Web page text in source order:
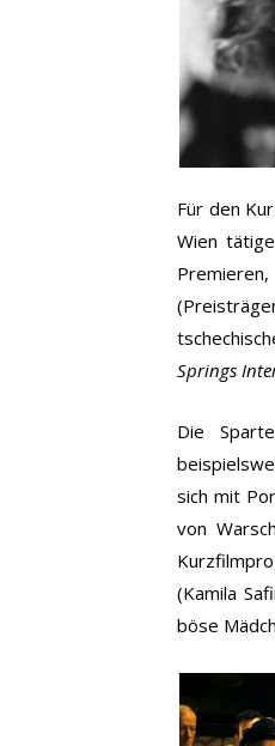
Für den
Wien
Springs
Die
sich mit
von
(Kamila
böse